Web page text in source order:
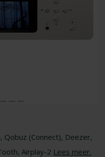
Qobuz (Connect), Deezer,
Airplay-2 Lees meer.